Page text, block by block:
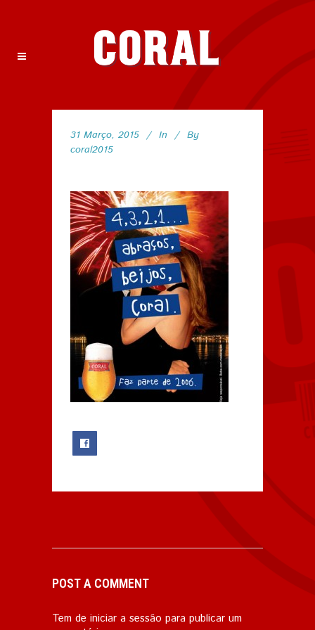
31 Março, 2015 In
By
coral2015
POST A COMMENT
Tem de iniciar a sessão para publicar um